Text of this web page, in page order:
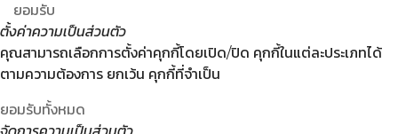
ยอมรับ
ตั้งค่าความเป็นส่วนตัว
คุณสามารถเลือกการตั้งค่าคุกกี้โดยเปิด/ปิด คุกกี้ในแต่ละประเภทได้
ตามความต้องการ ยกเว้น คุกกี้ที่จำเป็น
ยอมรับทั้งหมด